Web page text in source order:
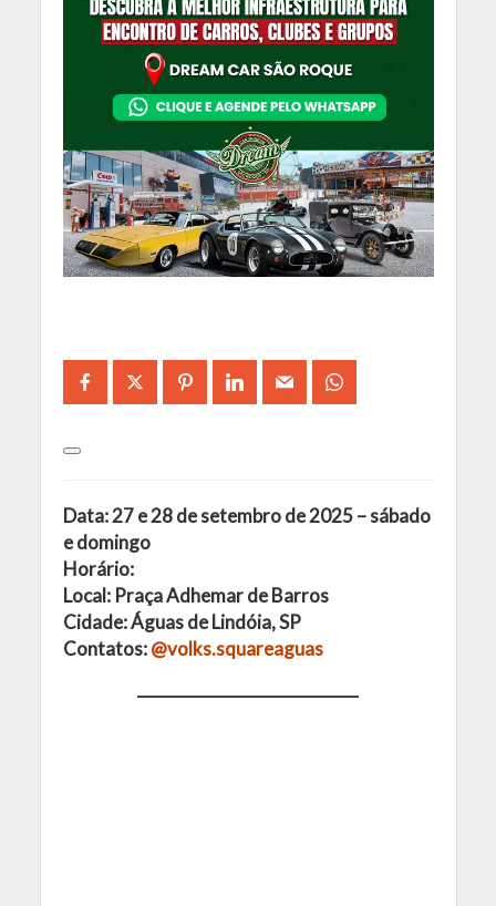
Data: 27 e 28 de setembro de 2025 – sábado
e domingo
Horário:
Local: Praça Adhemar de Barros
Cidade: Águas de Lindóia, SP
Contatos:@volks.squareaguas